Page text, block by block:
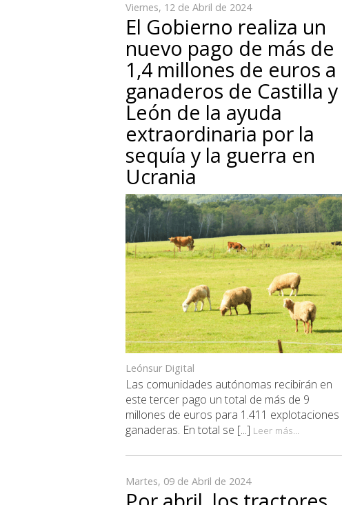
Viernes, 12 de Abril de 2024
El Gobierno realiza un
nuevo pago de más de
1,4 millones de euros a
ganaderos de Castilla y
León de la ayuda
extraordinaria por la
sequía y la guerra en
Ucrania
Leónsur Digital
Las comunidades autónomas recibirán en
este tercer pago un total de más de 9
millones de euros para 1.411 explotaciones
ganaderas. En total se [...] Leer más...
Martes, 09 de Abril de 2024